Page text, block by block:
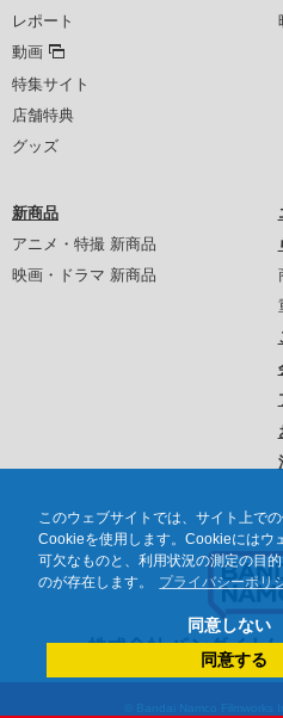
このウェブサイトでは、サイト上で
Cookieを使用します。Cookieにはウ
可欠なものと、利用状況の測定の目
のが存在します。
プライバシーポリ
同意しない
同意する
レポート
動画
特集サイト
店舗特典
グッズ
新商品
アニメ・特撮 新商品
映画・ドラマ 新商品
© Bandai Namco Filmworks